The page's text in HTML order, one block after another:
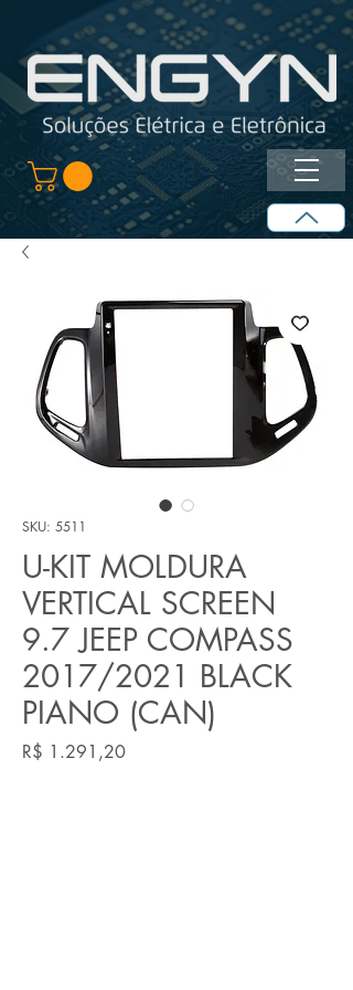
SKU: 5511
U-KIT MOLDURA
VERTICAL SCREEN
9.7 JEEP COMPASS
2017/2021 BLACK
PIANO (CAN)
R$ 1.291,20Preço